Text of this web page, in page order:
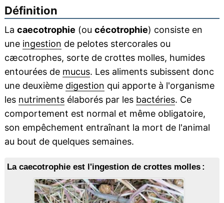
Définition
La caecotrophie (ou cécotrophie) consiste en
une ingestion de pelotes stercorales ou
cæcotrophes, sorte de crottes molles, humides
entourées de mucus. Les aliments subissent donc
une deuxième digestion qui apporte à l'organisme
les nutrimentsélaborés par les bactéries. Ce
comportement est normal et même obligatoire,
son empêchement entraînant la mort de l'animal
au bout de quelques semaines.
La caecotrophie est l'ingestion de crottes molles :